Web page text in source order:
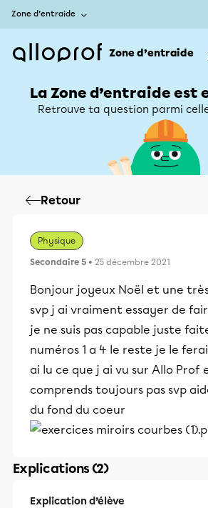
Zone d’entraide
Zone d’entraide
La Zone d’entraide est
Retrouve ta question parmi
Retour
Physique
Secondaire 5 • 25 décembre 2021
Bonjour joyeux Noël et une
svp j ai vraiment essayer de
je ne suis pas capable juste
numéros 1 a 4 le reste je le
ai lu ce que j ai vu sur Allo Prof
comprends toujours pas svp
du fond du coeur
Explications (2)
Explication d’élève